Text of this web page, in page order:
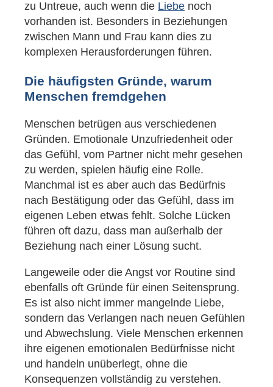
zu Untreue, auch wenn die Liebe noch
vorhanden ist. Besonders in Beziehungen
zwischen Mann und Frau kann dies zu
komplexen Herausforderungen führen.
Die häufigsten Gründe, warum
Menschen fremdgehen
Menschen betrügen aus verschiedenen
Gründen. Emotionale Unzufriedenheit oder
das Gefühl, vom Partner nicht mehr gesehen
zu werden, spielen häufig eine Rolle.
Manchmal ist es aber auch das Bedürfnis
nach Bestätigung oder das Gefühl, dass im
eigenen Leben etwas fehlt. Solche Lücken
führen oft dazu, dass man außerhalb der
Beziehung nach einer Lösung sucht.
Langeweile oder die Angst vor Routine sind
ebenfalls oft Gründe für einen Seitensprung.
Es ist also nicht immer mangelnde Liebe,
sondern das Verlangen nach neuen Gefühlen
und Abwechslung. Viele Menschen erkennen
ihre eigenen emotionalen Bedürfnisse nicht
und handeln unüberlegt, ohne die
Konsequenzen vollständig zu verstehen.